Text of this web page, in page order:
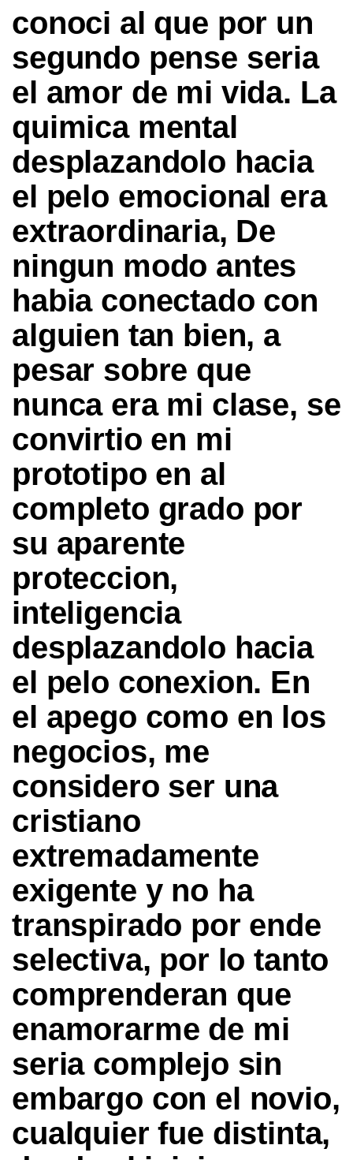
conoci al que por un
segundo pense seria
el amor de mi vida. La
quimica mental
desplazandolo hacia
el pelo emocional era
extraordinaria, De
ningun modo antes
habia conectado con
alguien tan bien, a
pesar sobre que
nunca era mi clase, se
convirtio en mi
prototipo en al
completo grado por
su aparente
proteccion,
inteligencia
desplazandolo hacia
el pelo conexion. En
el apego como en los
negocios, me
considero ser una
cristiano
extremadamente
exigente y no ha
transpirado por ende
selectiva, por lo tanto
comprenderan que
enamorarme de mi
seri­a complejo sin
embargo con el novio,
cualquier fue distinta,